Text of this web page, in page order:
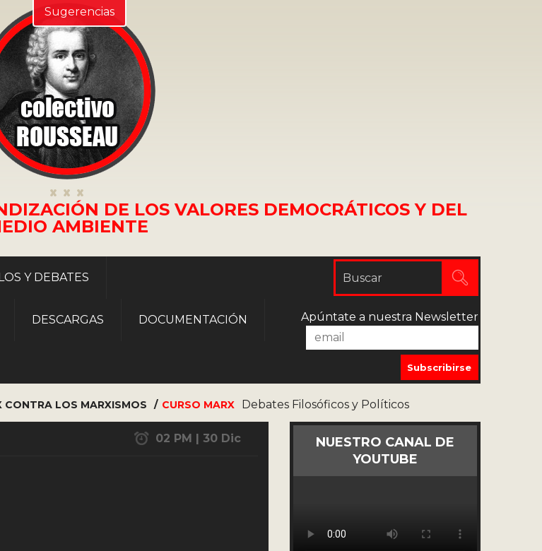
DE LOS VALORES DEMOCRÁTICOS Y DEL
AMBIENTE
Y DEBATES
DESCARGAS DOCUMENTACIÓN Apúntate a nuestra Newsletter
Debates Filosóficos y Políticos
CONTRA LOS MARXISMOS CURSO MARX
02 PM | 30 Dic
NUESTRO CANAL DE
YOUTUBE
Sugerencias